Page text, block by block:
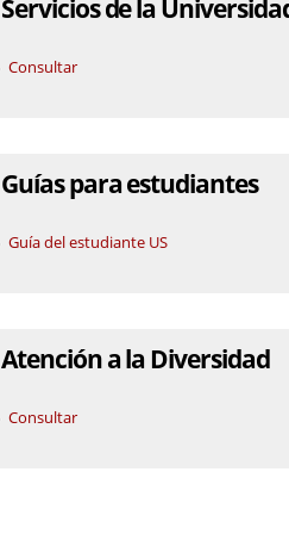
Servicios de la
Consultar
Guías para estudiantes
Guía del estudiante US
Atención a la Diversidad
Consultar